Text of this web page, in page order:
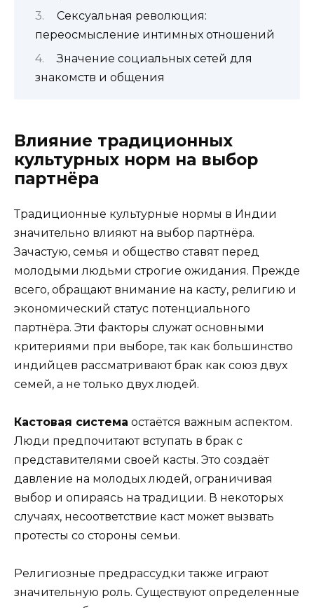
Сексуальная революция:
переосмысление интимных отношений
Значение социальных сетей для
знакомств и общения
Влияние традиционных
культурных норм на выбор
партнёра
Традиционные культурные нормы в Индии
значительно влияют на выбор партнёра.
Зачастую, семья и общество ставят перед
молодыми людьми строгие ожидания. Прежде
всего, обращают внимание на касту, религию и
экономический статус потенциального
партнёра. Эти факторы служат основными
критериями при выборе, так как большинство
индийцев рассматривают брак как союз двух
семей, а не только двух людей.
Кастовая система остаётся важным аспектом.
Люди предпочитают вступать в брак с
представителями своей касты. Это создаёт
давление на молодых людей, ограничивая
выбор и опираясь на традиции. В некоторых
случаях, несоответствие каст может вызвать
протесты со стороны семьи.
Религиозные предрассудки также играют
значительную роль. Существуют определенные